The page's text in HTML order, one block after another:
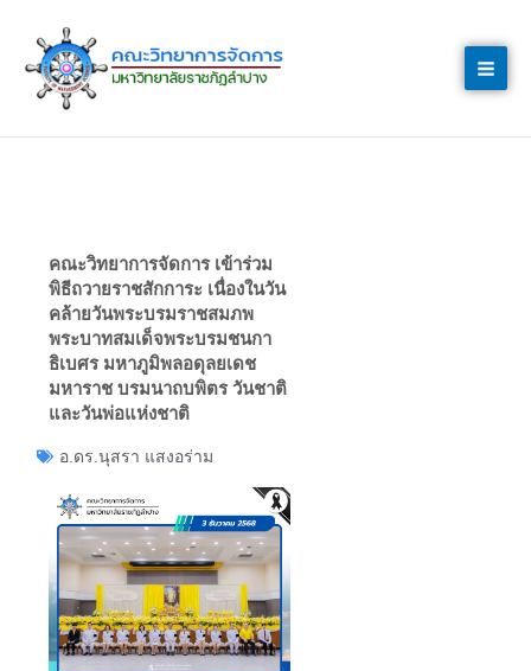
content
คณะวิทยาการจัดการ เข้าร่วม
พิธีถวายราชสักการะ เนื่องในวัน
คล้ายวันพระบรมราชสมภพ
พระบาทสมเด็จพระบรมชนกา
ธิเบศร มหาภูมิพลอดุลยเดช
มหาราช บรมนาถบพิตร วันชาติ
และวันพ่อแห่งชาติ
อ.ดร.นุสรา แสงอร่าม